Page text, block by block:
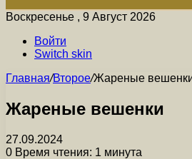
Воскресенье , 9 Август 2026
Войти
Switch skin
Главная/Второе/Жареные
Жареные вешенки
27.09.2024
0 Время чтения: 1 минута